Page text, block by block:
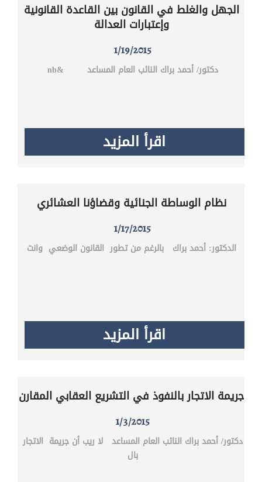
الجهل والغلط في القانون بين القاعدة القانونية
وإعتبارات العدالة
1/19/2015
دكتور/ أحمد براك النائب العام المساعد &nb
اقرأ المزيد
نظام الوساطة الجنائية وقضاؤنا العشائري
1/17/2015
الدكتور: أحمد براك بالرغم من تطور القانون الوضعي وانت
اقرأ المزيد
جريمة الاتجار بالنفوذ في التشريع العقابي المقارن
1/3/2015
دكتور/ أحمد براك النائب العام المساعد لا ريب أن جريمة الاتجار
بال